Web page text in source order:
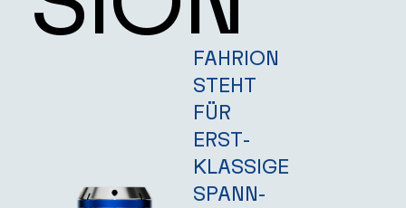
FAHRION
STEHT
FÜR
ERST­
KLASSIGE
SPANN­